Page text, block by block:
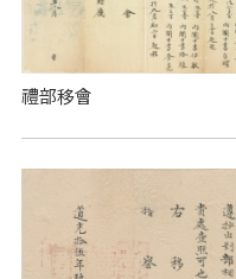
禮部移會